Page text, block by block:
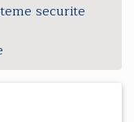
securite